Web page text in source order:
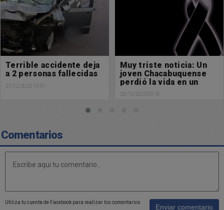
Muy triste noticia: Un
joven Chacabuquense
perdió la vida en un
accidente
Lo chocó, se fugo y
ahora lo busca
25/12/2025 18:00
Comentarios
Utiliza tu cuenta de Facebook para realizar los comentarios
Enviar comentario